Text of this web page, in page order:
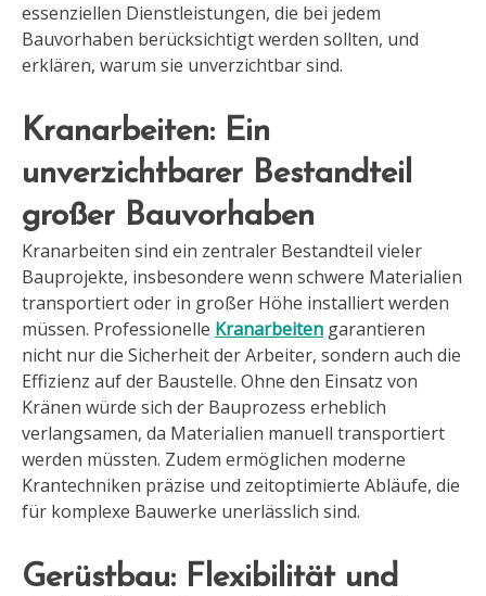
essenziellen Dienstleistungen, die bei jedem
Bauvorhaben berücksichtigt werden sollten, und
erklären, warum sie unverzichtbar sind.
Kranarbeiten: Ein
unverzichtbarer Bestandteil
großer Bauvorhaben
Kranarbeiten sind ein zentraler Bestandteil vieler
Bauprojekte, insbesondere wenn schwere Materialien
transportiert oder in großer Höhe installiert werden
müssen. Professionelle Kranarbeiten garantieren
nicht nur die Sicherheit der Arbeiter, sondern auch die
Effizienz auf der Baustelle. Ohne den Einsatz von
Kränen würde sich der Bauprozess erheblich
verlangsamen, da Materialien manuell transportiert
werden müssten. Zudem ermöglichen moderne
Krantechniken präzise und zeitoptimierte Abläufe, die
für komplexe Bauwerke unerlässlich sind.
Gerüstbau: Flexibilität und